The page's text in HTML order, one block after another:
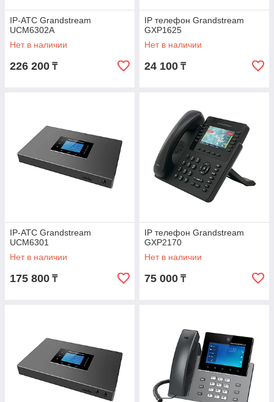
IP-АТС Grandstream
UCM6302A
Нет в наличии
226 200 ₸
IP телефон Grandstream
GXP1625
Нет в наличии
24 100 ₸
IP-АТС Grandstream
UCM6301
Нет в наличии
175 800 ₸
IP телефон Grandstream
GXP2170
Нет в наличии
75 000 ₸